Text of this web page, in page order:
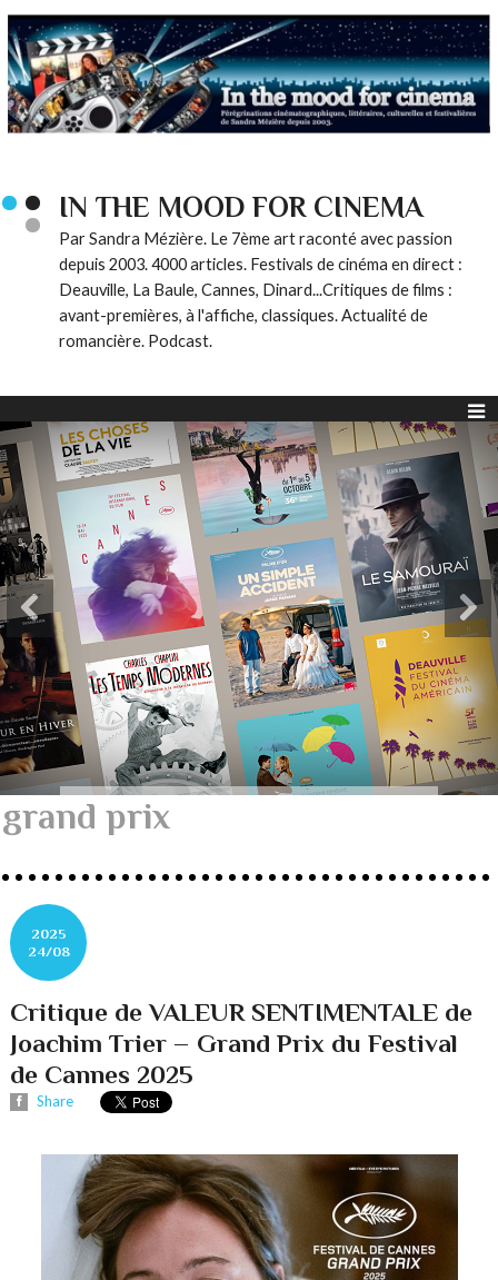
IN THE MOOD FOR CINEMA
Par Sandra Mézière. Le 7ème art raconté avec passion
depuis 2003. 4000 articles. Festivals de cinéma en direct :
Deauville, La Baule, Cannes, Dinard...Critiques de films :
avant-premières, à l'affiche, classiques. Actualité de
romancière. Podcast.
grand prix
2025
24/08
Critique de VALEUR SENTIMENTALE de
Joachim Trier – Grand Prix du Festival
de Cannes 2025
Share